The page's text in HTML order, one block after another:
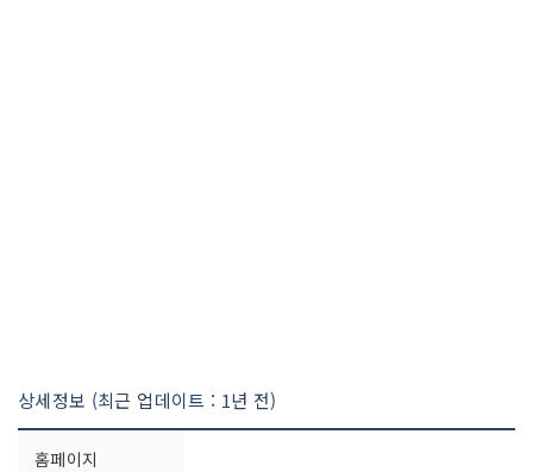
상세정보 (최근 업데이트 : 1년 전)
홈페이지